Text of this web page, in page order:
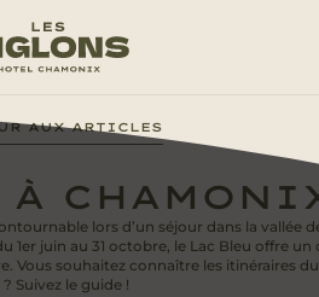
AUX ARTICLES
À
lors d’un séjour dans la vallée
1er juin au 31 octobre, le Lac Bleu offre un
Vous souhaitez connaître les itinéraires
? Suivez le guide !